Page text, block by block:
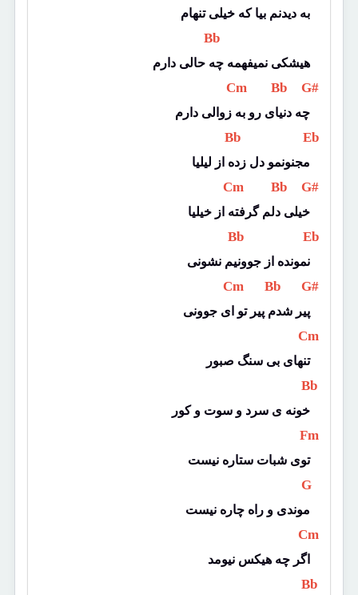
به دیدنم بیا که خیلی تنهام
Bb
هیشکی نمیفهمه چه حالی دارم
Cm Bb G#
چه دنیای رو به زوالی دارم
Bb Eb
مجنونمو دل زده از لیلیا
Cm Bb G#
خیلی دلم گرفته از خیلیا
Bb Eb
نمونده از جوونیم نشونی
Cm Bb G#
پیر شدم پیر تو ای جوونی
Cm
تنهای بی سنگ صبور
Bb
خونه ی سرد و سوت و کور
Fm
توی شبات ستاره نیست
G
موندی و راه چاره نیست
Cm
اگر چه هیکس نیومد
Bb